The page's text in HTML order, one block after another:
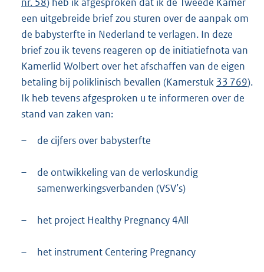
een uitgebreide brief zou sturen over de aanpak om
de babysterfte in Nederland te verlagen. In deze
brief zou ik tevens reageren op de initiatiefnota van
Kamerlid Wolbert over het afschaffen van de eigen
betaling bij poliklinisch bevallen (Kamerstuk 33 769).
Ik heb tevens afgesproken u te informeren over de
stand van zaken van:
– de cijfers over babysterfte
–
de ontwikkeling van de verloskundig
samenwerkingsverbanden (VSV’s)
– het project Healthy Pregnancy 4All
– het instrument Centering Pregnancy